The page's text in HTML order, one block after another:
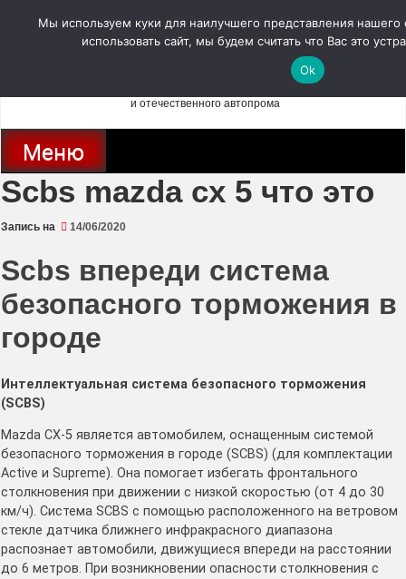
содержимому
autodoc24.ru
и отечественного автопрома
Меню
Scbs mazda cx 5 что это
Запись на 14/06/2020
Scbs впереди система
безопасного торможения в
городе
Интеллектуальная система безопасного торможения
(SCBS)
Mazda CX-5 является автомобилем, оснащенным системой
безопасного торможения в городе (SCBS) (для комплектации
Active и Supreme). Она помогает избегать фронтального
столкновения при движении с низкой скоростью (от 4 до 30
км/ч). Система SCBS с помощью расположенного на ветровом
стекле датчика ближнего инфракрасного диапазона
распознает автомобили, движущиеся впереди на расстоянии
до 6 метров. При возникновении опасности столкновения с
Мы используем куки для наилучшего представления
использовать сайт, мы будем считать что Вас это
Ok